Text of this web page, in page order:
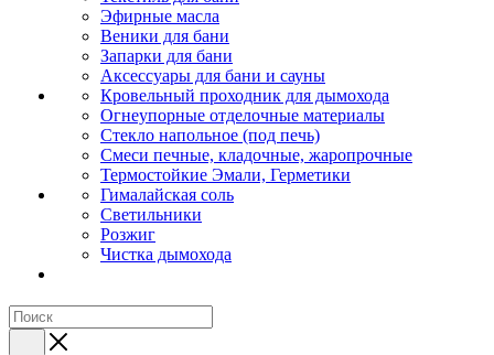
Эфирные масла
Веники для бани
Запарки для бани
Аксессуары для бани и сауны
Кровельный проходник для дымохода
Огнеупорные отделочные материалы
Стекло напольное (под печь)
Смеси печные, кладочные, жаропрочные
Термостойкие Эмали, Герметики
Гималайская соль
Светильники
Розжиг
Чистка дымохода